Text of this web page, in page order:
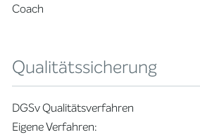
Coach
Qualitätssicherung
DGSv Qualitätsverfahren
Eigene Verfahren: